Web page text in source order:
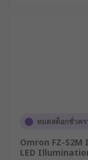
เชื่อมต่อกับ
ตัวอย่าง
กล้องตรวจสอบพื้
หลายในหลายอุต
หมดสต็อกชั่วคร
Omron FZ-
LED